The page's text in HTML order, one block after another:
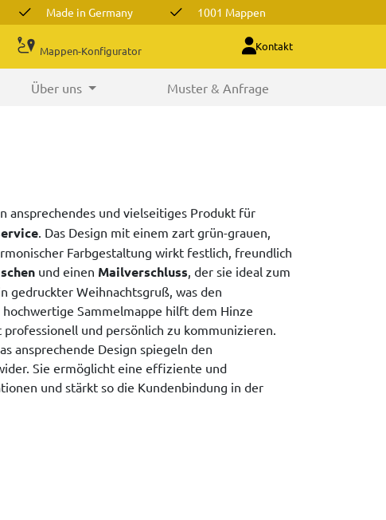
Made in Germany 1001 Mappen
Mappen-Konfigurator Kontakt
Über uns Muster & Anfrage
ansprechendes und vielseitiges Produkt für
. Das Design mit einem zart grün-grauen,
Farbgestaltung wirkt festlich, freundlich
und einen Mailverschluss, der sie ideal zum
gedruckter Weihnachtsgruß, was den
Sammelmappe hilft dem Hinze
und persönlich zu kommunizieren.
ansprechende Design spiegeln den
Sie ermöglicht eine effiziente und
und stärkt so die Kundenbindung in der